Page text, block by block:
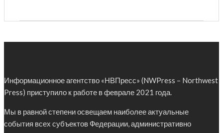
Информационное агентство «НВПресс» (NWPress – Northwest
Press) приступило к работе в феврале 2021 года.
Мы в равной степени освещаем наиболее актуальные
события всех субъектов Федерации, административно